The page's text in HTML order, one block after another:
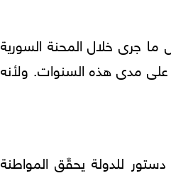
جرى خلال المحنة السورية
الأكبر على مدى هذه السنوات. ولأنه
للدولة يحقّق المواطنة